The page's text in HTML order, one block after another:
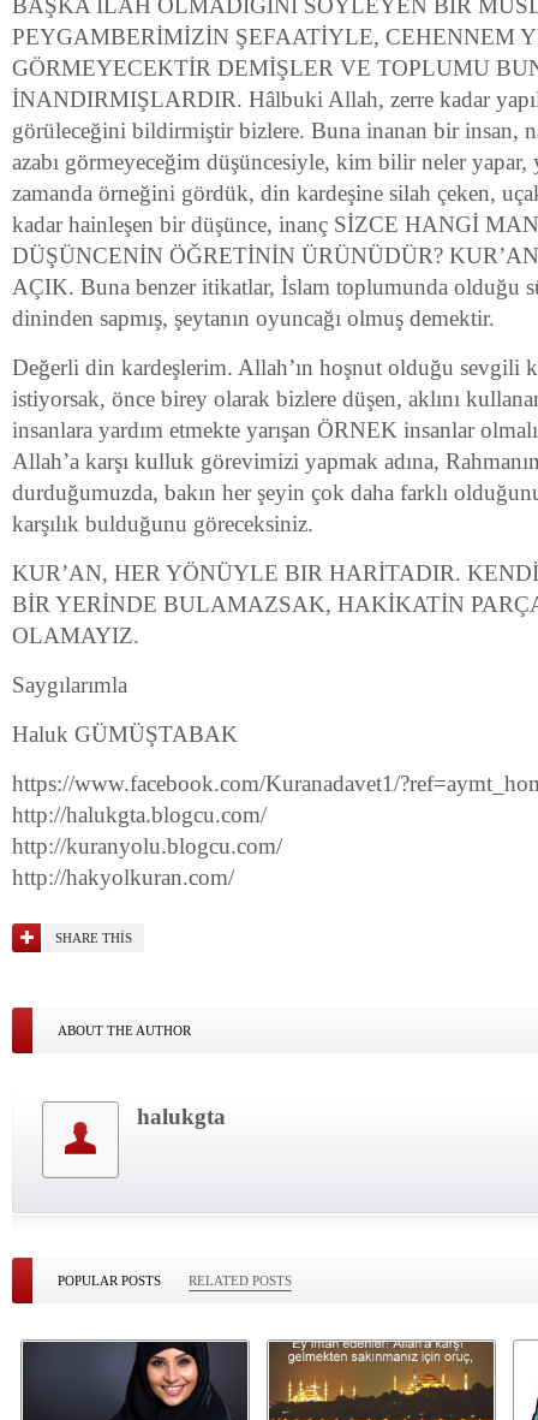
BAŞKA İLAH OLMADIĞINI SÖYLEYEN BİR
PEYGAMBERİMİZİN ŞEFAATİYLE, CEHENNEM
GÖRMEYECEKTİR DEMİŞLER VE TOPLUMU
İNANDIRMIŞLARDIR. Hâlbuki Allah, zerre kadar
görüleceğini bildirmiştir bizlere. Buna inanan bir insan,
azabı görmeyeceğim düşüncesiyle, kim bilir neler yapar,
zamanda örneğini gördük, din kardeşine silah çeken,
kadar hainleşen bir düşünce, inanç SİZCE HANGİ
DÜŞÜNCENİN ÖĞRETİNİN ÜRÜNÜDÜR?
AÇIK. Buna benzer itikatlar, İslam toplumunda olduğu
dininden sapmış, şeytanın oyuncağı olmuş demektir.
Değerli din kardeşlerim. Allah’ın hoşnut olduğu sevgili
istiyorsak, önce birey olarak bizlere düşen, aklını
insanlara yardım etmekte yarışan ÖRNEK insanlar
Allah’a karşı kulluk görevimizi yapmak adına,
durduğumuzda, bakın her şeyin çok daha farklı
karşılık bulduğunu göreceksiniz.
KUR’AN, HER YÖNÜYLE BIR HARİTADIR.
BİR YERİNDE BULAMAZSAK, HAKİKATİN
OLAMAYIZ.
Saygılarımla
Haluk GÜMÜŞTABAK
https://www.facebook.com/Kuranadavet1/
http://halukgta.blogcu.com/
http://kuranyolu.blogcu.com/
http://hakyolkuran.com/
SHARE THIS
ABOUT THE AUTHOR
halukgta
POPULAR POSTS RELATED POSTS